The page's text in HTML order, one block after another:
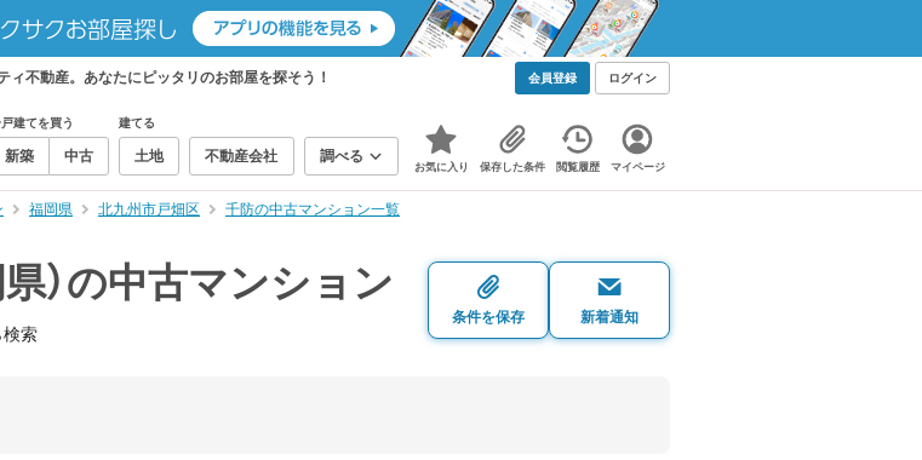
ィ不動産。あなたにピッタリのお部屋を探そう！ 会員登録 ログイン
建てを買う
新築 中古
建てる
土地 不動産会社 調べる
お気に入り 保存した条件 閲覧履歴 マイページ
福岡県 北九州市戸畑区 千防の中古マンション一覧
）の中古マンション
検索
条件を保存 新着通知